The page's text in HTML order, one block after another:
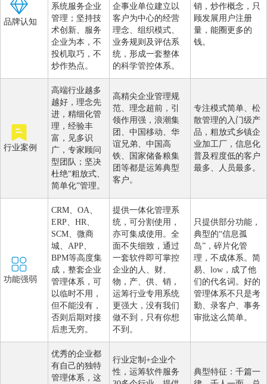
品牌认知
系统服务企业
管理；坚持技
术创新、服务
企业为本，不
投机取巧，不
炒作热点。
企事业单位建立以
客户为中心的经营
理念、组织模式、
业务规则及评估系
统，形成一套整体
的科学管控体系。
销，炒作概念，只
顾发展用户注册
量，能圈更多的
钱。
行业案例
高端行业越多
越好，理念先
进，精细化管
理，经验丰
富，见多识
广，专家顾问
型团队；坚决
杜绝“粗放式、
简单化”管理。
高精尖企业管理规
范、理念超前，引
领作用强，浪潮集
团、中国移动、华
谊兄弟、中国高
铁、国家储备粮集
团等都是运筹典型
客户。
专注模式简单、松
散管理的入门级产
品，粗放式乡镇企
业加工厂，信息化
普及程度低的客户
最多、人员最多。
功能强弱
CRM、OA、
ERP、HR、
SCM、微商
城、APP、
BPM等高度集
成，整套企业
管理体系，可
以临时不用，
但不能没有，
否则后期对接
后患无穷。
提供一体化管理系
统，可分割使用，
亦可集成使用。全
面不失细致，通过
一套软件即可掌控
企业的人、财、
物，产、供、销，
运筹行业专用系统
更强大，没有我们
做不到，只有你想
不到。
只提供部分功能，
典型的“信息孤
岛”，碎片化管
理，不成体系。简
易、low，成了他
们的代名词。好的
管理体系不只是考
勤、录客户、事务
审批这么简单。
优秀的企业都
有自己的独特
管理体系，这
行业定制+企业个
性，运筹软件服务
典型特征：千篇一